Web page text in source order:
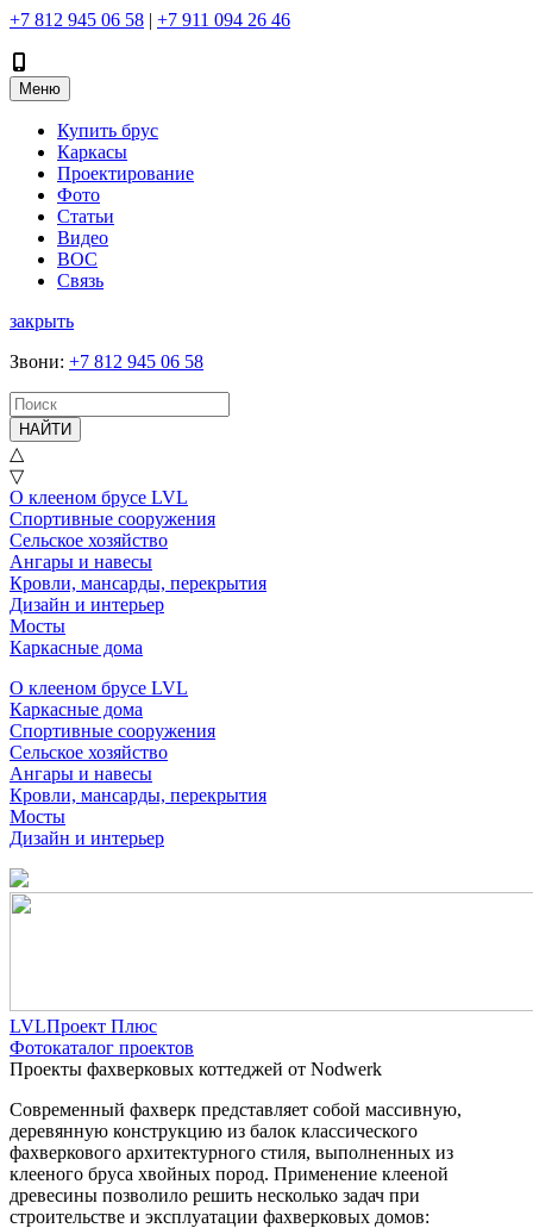
+7 812 945 06 58 | +7 911 094 26 46
Меню
Купить брус
Каркасы
Проектирование
Фото
Статьи
Видео
ВОС
Связь
закрыть
Звони: +7 812 945 06 58
НАЙТИ
△
▽
О клееном брусе LVL
Спортивные сооружения
Сельское хозяйство
Ангары и навесы
Кровли, мансарды, перекрытия
Дизайн и интерьер
Мосты
Каркасные дома
О клееном брусе LVL
Каркасные дома
Спортивные сооружения
Сельское хозяйство
Ангары и навесы
Кровли, мансарды, перекрытия
Мосты
Дизайн и интерьер
LVLПроект Плюс
Фотокаталог проектов
Проекты фахверковых коттеджей от Nodwerk
Современный фахверк представляет собой массивную,
деревянную конструкцию из балок классического
фахверкового архитектурного стиля, выполненных из
клееного бруса хвойных пород. Применение клееной
древесины позволило решить несколько задач при
строительстве и эксплуатации фахверковых домов: